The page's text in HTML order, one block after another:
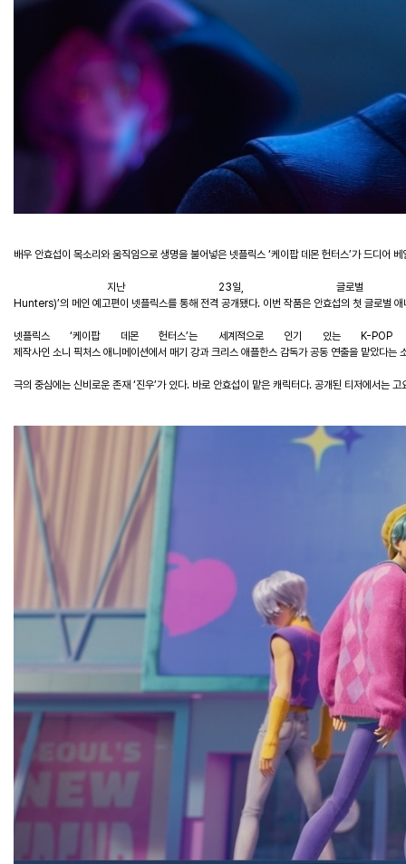
배우 안효섭이 목소리와 움직임으로 생명을 불어넣은 넷플릭스 ‘케이팝 데몬 헌터스’가 드디어 베
지난23일 ,글로벌
Hunters)’의 메인 예고편이 넷플릭스를 통해 전격 공개됐다. 이번 작품은 안효섭의 첫 글로벌 애
넷플릭스 ‘케이팝 데몬 헌터스’는 세계적으로 인기 있는K-
제작사인 소니 픽처스 애니메이션에서 매기 강과 크리스 애플한스 감독가 공동 연출을 맡았다는
극의 중심에는 신비로운 존재 ‘진우’가 있다. 바로 안효섭이 맡은 캐릭터다. 공개된 티저에서는 고